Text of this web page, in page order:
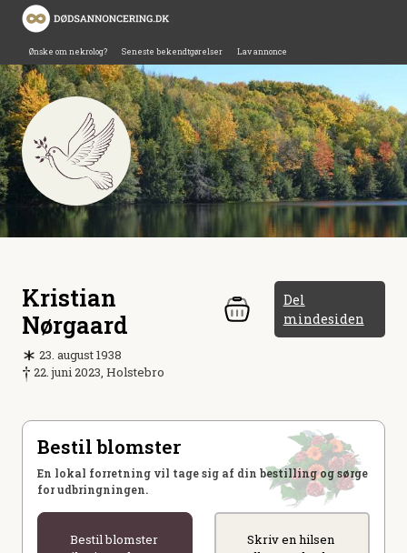
Ønske om nekrolog? Seneste bekendtgørelser Lav annonce
Kristian
Nørgaard
Del
mindesiden
23. august 1938
22. juni 2023, Holstebro
Bestil blomster
En lokal forretning vil tage sig af din bestilling og sørge
for udbringningen.
Bestil blomster
Skriv en hilsen